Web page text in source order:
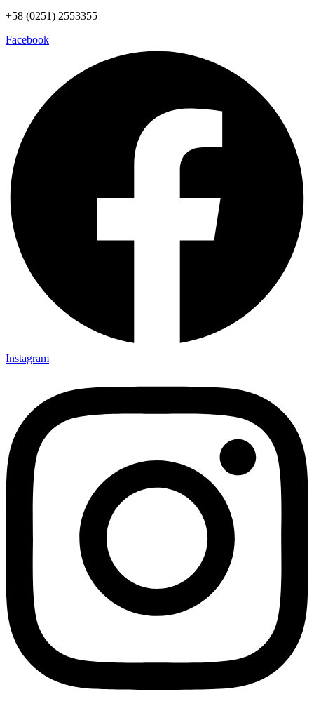
+58 (0251) 2553355
Facebook
Instagram